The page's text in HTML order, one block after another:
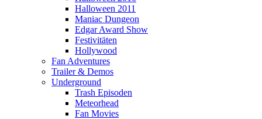
Halloween 2011
Maniac Dungeon
Edgar Award Show
Festivitäten
Hollywood
Fan Adventures
Trailer & Demos
Underground
Trash Episoden
Meteorhead
Fan Movies